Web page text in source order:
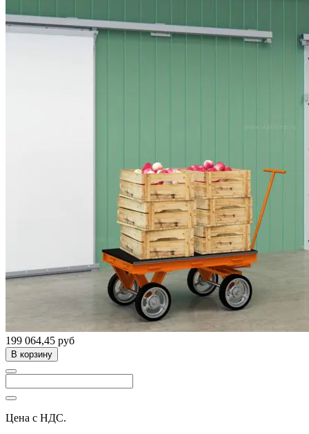
199 064,45 руб
В корзину
Цена с НДС.